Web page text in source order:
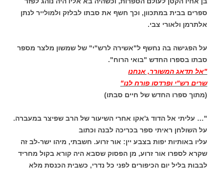
ספרים בבית במתכוון, וכך חשף את סבתו לבלזק ולמולייר לנתן
אלתרמן ולאורי צבי.
על הפגישה בה נחשף ל"אשירה לרש"י" של שמשון מלצר מספר
סבתו בספרו החדש "בואי הרוח".
"אל תדאג המשורר, אנחנו
שרים רש"י ופרדסו פורח לנו"
(מתוך ספרו החדש של חיים סבתו)
"… עליתי אל הדוד ג'אקו אחרי השיעור של הרב שפיצר במעברה.
על השולחן ראיתי ספר בכריכה לבנה וכתוב
עליו באותיות יפות בצבע יין: אור זרוע. חשבתי, מיהו ישר-לב זה
שקרא לספרו אור זרוע, מן הפסוק שסבא היה קורא בקול מחריד
לבבות בליל יום הכיפורים לפני כל נדרי, כשבית הכנסת מלא